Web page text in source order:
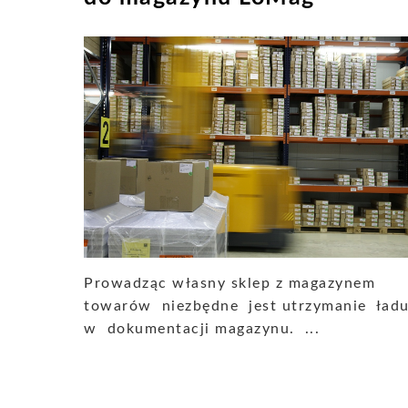
Prowadząc własny sklep z magazynem
towarów niezbędne jest utrzymanie
w dokumentacji magazynu. ...